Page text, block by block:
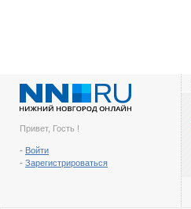
Привет, Гость !
- Войти
- Зарегистрироваться